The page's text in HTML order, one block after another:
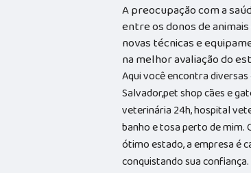
A preocupação com a
entre os donos de
novas técnicas e
na melhor avaliação do
Aqui você encontra
Salvador,pet shop cães e
veterinária 24h, hospital
banho e tosa perto de mim.
ótimo estado, a empresa é
conquistando sua confiança.